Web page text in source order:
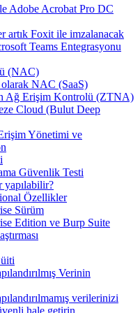
Adobe Acrobat Pro DC
artık Foxit ile imzalanacak
Teams Entegrasyonu
(NAC)
NAC (SaaS)
Ağ Erişim Kontrolü (ZTNA)
Cloud (Bulut Deep
Yönetimi ve
Güvenlik Testi
yapılabilir?
Özellikler
Sürüm
Edition ve Burp Suite
Verinin
verilerinizi
hale getirin